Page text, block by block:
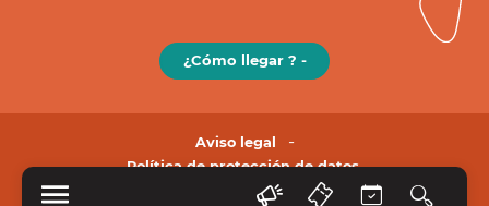
¿Cómo llegar ? -
Aviso legal
Política de protección de datos.